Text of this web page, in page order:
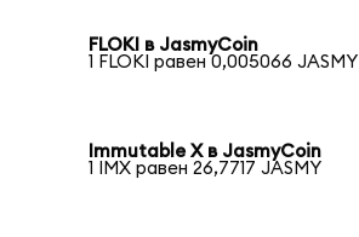
FLOKI в JasmyCoin
1 FLOKI равен 0,005066 JASMY
Immutable X в JasmyCoin
1 IMX равен 26,7717 JASMY